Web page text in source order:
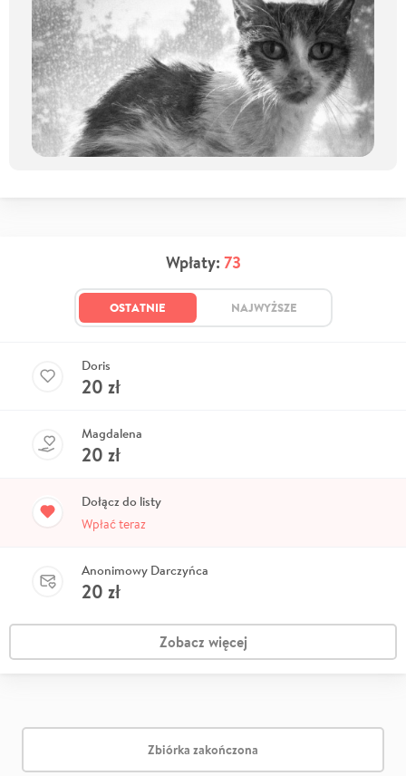
Wpłaty: 73
OSTATNIE NAJWYŻSZE
Doris
20 zł
Magdalena
20 zł
Dołącz do listy
Wpłać teraz
Anonimowy Darczyńca
20 zł
Zobacz więcej
Zbiórka zakończona